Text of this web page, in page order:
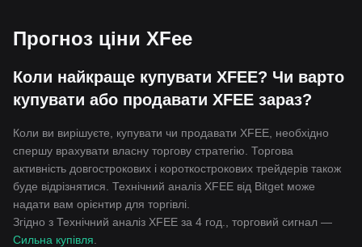
Прогноз ціни XFee
Коли найкраще купувати XFEE? Чи варто
купувати або продавати XFEE зараз?
Коли ви вирішуєте, купувати чи продавати XFEE, необхідно
спершу врахувати власну торгову стратегію. Торгова
активність довгострокових і короткострокових трейдерів також
буде відрізнятися. Технічний аналіз XFEE від Bitget може
надати вам орієнтир для торгівлі.
Згідно з Технічний аналіз XFEE за 4 год., торговий сигнал —
Сильна купівля